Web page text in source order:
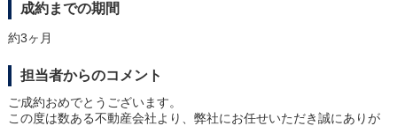
成約までの期間
約3ヶ月
担当者からのコメント
ご成約おめでとうございます。
この度は数ある不動産会社より、弊社にお任せいただき誠にありが